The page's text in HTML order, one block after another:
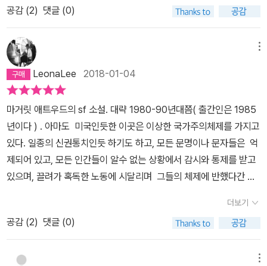
럼. 눈을 뜨면 옛날로 돌아가 있을 내일을 그렸던 것처럼. #시녀이야
설 #소설추천 #영미소설 #영미문학 #SF #SF소설 #증언들
다. 그리고 남자 교사의 성희롱, 성추행 실태를 고발한 여학생들, 정말
대단하고 존경하고 같은 여성으로서 먼저 소리 내지 못해 미안하다.
학생들을 보니 나 자신이 정말 부끄럽고 한심하다. 학창 시절부터 지
금까지 당하고 원망하고 혼자 열 냈다가 속으로 삭이는 것 말고 내가
한 일이 뭐가 있나 싶다. 미안하다 정말.
시도했다가 잡혀서 엄청난 구타를 당하기도 하지만, 이성보다 동성에
더 끌리는 모이라는 마침내 엘리자베스 아주머니를 인질로 삼아 탈출
하는데 성공한다. 그 후, 프레드 사령관을 따라 나섰던 일종의 일탈이
었던 이세벨 하우스에서 그녀를 다시 만나는 장면도 드라마와 궤적을
같이 한다. 다만, 각고의 노력 끝에 모이라가 마침내 캐나다로 탈출하
는데 성공하는 장면이 나오지만 소설과는 다른 부분이다. 루크 역시
캐나다로 탈출하는 과정에서 죽은 것으로 소설에 나오지만 드라마에
서는 탈출에 성공해서 모이라와 재회하는 장면이 등장한다. 소설은
오프레드가 사령관의 집에서 어디론가 끌려 가는 장면으로 끝나는 반
면, 드라마에서는 시즌 1을 같은 장면으로 끝내면서 새로운 시즌 2를
예고했다. 어떤 식의 서술이 등장할 지 <시녀 이야기> 두 번째 시즌
이 기대된다. 소설이나 드라마에서 오프레드는 모두 수동적인 여인을
이 체험한 모든 것으로 후대에 기록으로 남기는 그리고 드라마에서는
한다. 그런 점에서는 드라마에 좀 더 높은 점수를 주고 싶다. 아이를
공감 (2) 댓글 (0)
LeonaLee 2018-01-04
마거릿 애트우드의 sf 소설. 대략 1980-90년대쯤( 출간인은 1985
년이다 ) . 아마도 미국인듯한 이곳은 이상한 국가주의체제를 가지고
있다. 일종의 신권통치인듯 하기도 하고, 모든 문명이나 문자들은 억
제되어 있고, 모든 인간들이 알수 없는 상황에서 감시와 통제를 받고
있으며, 끌려가 혹독한 노동에 시달리며 그들의 체제에 반했다간 죽
산업재해로 인해 여성의 임신능력이 현저히 떨어진 관계로, 임신이
가능한 여자들은 국가로부터 엄격한 통제를 받고 있으며, 임신만을
위해 지도자의 집에 배당되고 있는 상황. 주인공인 나는, 남편도 있고
아이도 있었지만, 재혼한 여성이었기 때문에 분류되어 아이를 생산해
더보기
공감 (2) 댓글 (0)